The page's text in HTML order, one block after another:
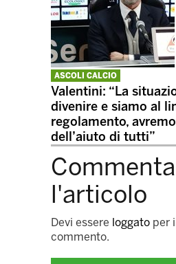
ASCOLI CALCIO
Valentini: “La
divenire e siamo al
regolamento,
dell’aiuto di tutti”
Commenta
l'articolo
Devi essere loggato per
commento.